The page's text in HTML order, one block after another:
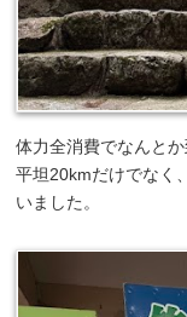
体力全消費でなんとか
平坦20kmだけでなく
いました。